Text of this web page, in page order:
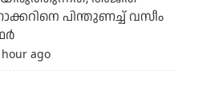
പിന്തുണച്ച് വസീം
hour ago